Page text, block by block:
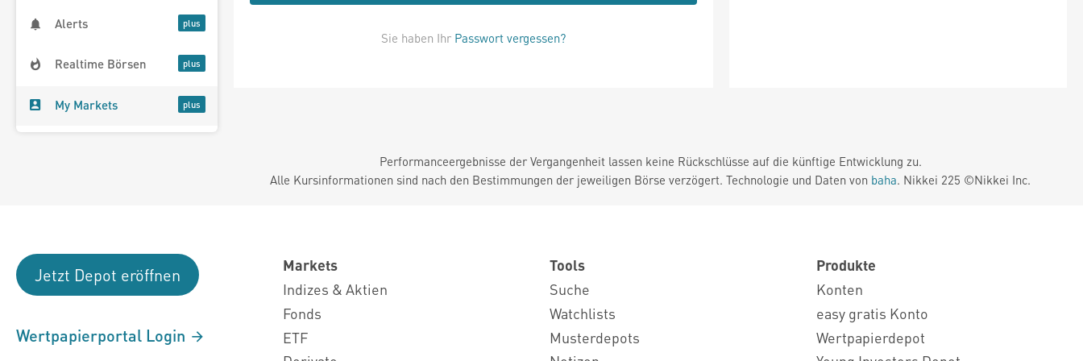
Alerts
Realtime Börsen
My Markets
Sie haben Ihr Passwort vergessen?
Performanceergebnisse der Vergangenheit lassen keine Rückschlüsse auf die künftige Entwicklung zu.
Alle Kursinformationen sind nach den Bestimmungen der jeweiligen Börse verzögert. Technologie und Daten von baha. Nikkei 225 ©Nikkei Inc.
Jetzt Depot eröffnen
Wertpapierportal Login
Markets
Indizes & Aktien
Fonds
ETF
Tools
Suche
Watchlists
Musterdepots
Produkte
Konten
easy gratis Konto
Wertpapierdepot